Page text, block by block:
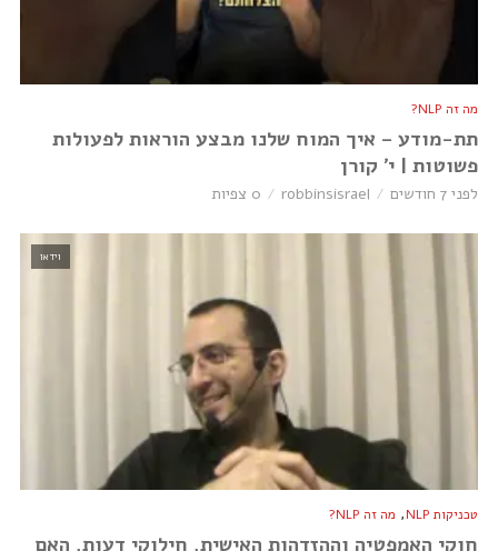
מה זה NLP?
תת-מודע – איך המוח שלנו מבצע הוראות לפעולות
פשוטות | י׳ קורן
לפני 7 חודשים robbinsisrael 0 צפיות
וידאו
טכניקות NLP , מה זה NLP?
חוקי האמפטיה וההזדהות האישית, חילוקי דעות, האם